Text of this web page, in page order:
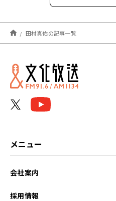
2025年08月
2025年06月
2024年10月
田村真佑の記事一覧
メニュー
会社案内
採用情報